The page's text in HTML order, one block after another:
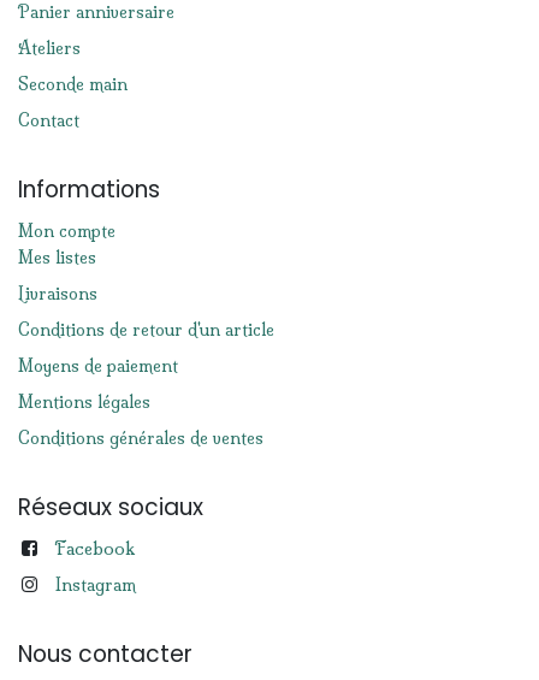
Panier anniversaire
Ateliers
Seconde main
Contact
Informations
Mon compte
Mes listes
Livraisons
Conditions de retour d'un article
Moyens de paiement
Mentions légales
Conditions générales de ventes
Réseaux sociaux
Facebook
Instagram
Nous contacter